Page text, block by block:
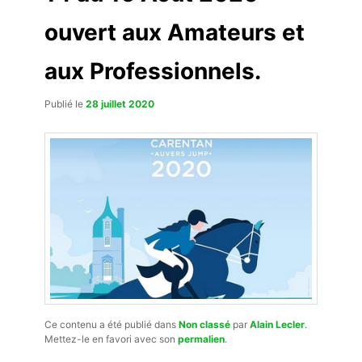
ouvert aux Amateurs et
aux Professionnels.
Publié le 28 juillet 2020
Ce contenu a été publié dans Non classépar Alain Lecler.
Mettez-le en favori avec son permalien.